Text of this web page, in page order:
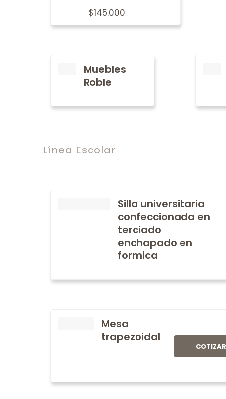
$145.000
Muebles
Roble
Línea Escolar
Silla universitaria
confeccionada en
terciado
enchapado en
formica
Mesa
trapezoidal
COTIZAR